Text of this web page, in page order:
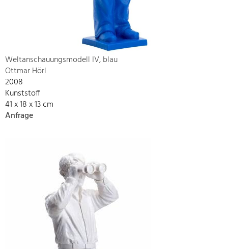
Weltanschauungsmodell IV, blau
Ottmar Hörl
2008
Kunststoff
41 x 18 x 13 cm
Anfrage